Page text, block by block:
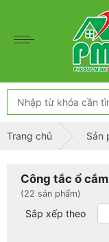
Trang chủ Sản
Công tắc ổ
(22 sản phẩm)
Sắp xếp theo